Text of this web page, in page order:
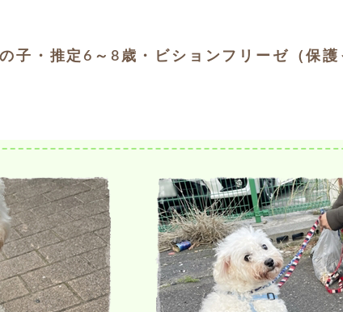
子・推定6～8歳・ビションフリーゼ（保護